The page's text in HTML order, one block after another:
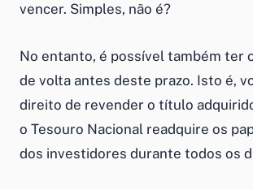
vencer. Simples, não é?
No entanto, é possível também ter
de volta antes deste prazo. Isto é,
direito de revender o título
o Tesouro Nacional readquire os
dos investidores durante todos os